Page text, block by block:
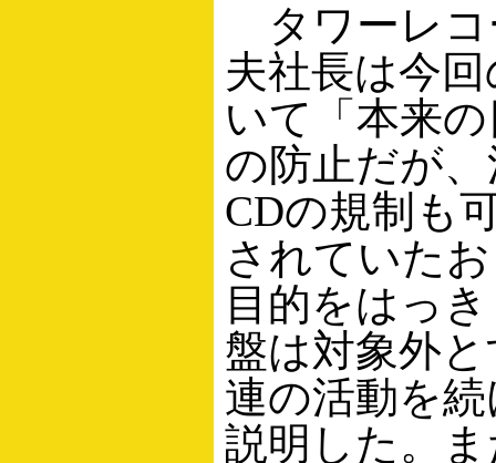
タワーレコ
夫社長は今
いて「本来
の防止だが
CDの規制も
されていた
目的をはっ
盤は対象外
連の活動を
説明した。